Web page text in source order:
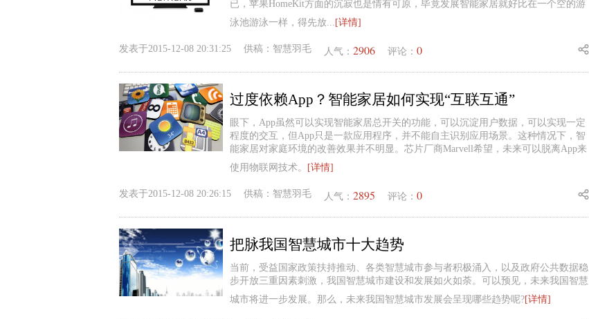
已，苹果HomeKit方面的沉寂也是情有可原，毕竟发展智能家居就好比在一个空的游
泳池游泳一样，得先放... [详情]
发表于2015-12-08 20:31:25 供稿： 智慧羽毛 人气： 2906 评论： 0
过度依赖App？智能家居如何实现“互联互通”
眼下，App虽然可以实现智能家居总开关的功能，可以沉淀用户数据，可以实现一定
程度的交互，但App只是一款应用程序，并不能自主识别应用场景。这种情况下，智
能家居对家庭环境的改善效果并不明显。芯片厂商Marvell希望，未来可以脱离App来
使用物联网技术。
[详情]
发表于2015-12-08 20:26:15 供稿： 智慧羽毛 人气： 2895 评论： 0
把脉我国智慧城市十大趋势
当前，受益国家政策扶持推动、各类智慧城市参与者积极涌入，以及政府公共数据稳
步开放三重因素刺激，我国智慧城市建设和发展如火如荼。可以预见，未来我国智慧
城市将进一步发展。那么，未来我国智慧城市发展会呈现哪些趋势呢?[详情]